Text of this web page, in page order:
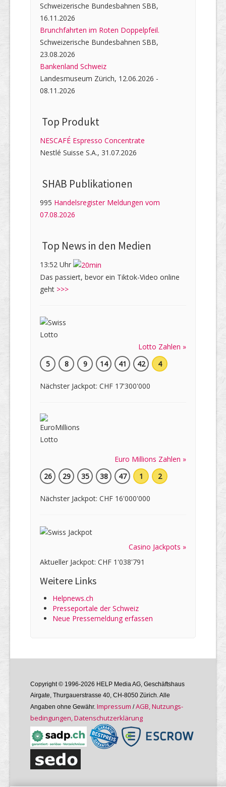
Schweizerische Bundesbahnen SBB,
16.11.2026
Brunchfahrten im Roten Doppelpfeil.
Schweizerische Bundesbahnen SBB,
23.08.2026
Bankenland Schweiz
Landesmuseum Zürich, 12.06.2026 -
08.11.2026
Top Produkt
NESCAFÉ Espresso Concentrate
Nestlé Suisse S.A., 31.07.2026
SHAB Publi­kati­onen
995 Handelsregister Meldungen vom
07.08.2026
Top News in den Medien
13:52 Uhr
Das passiert, bevor ein Tiktok-Video online
geht >>>
Lotto Zahlen »
5
8 9 14 41 42 4
Nächster Jackpot: CHF 17'300'000
Euro Millions Zahlen »
26
29 35 38 47 1 2
Nächster Jackpot: CHF 16'000'000
Casino Jackpots »
Aktueller Jackpot: CHF 1'038'791
Weitere Links
Helpnews.ch
Presseportale der Schweiz
Neue Pressemeldung erfassen
Copyright © 1996-2026 HELP Media AG, Geschäftshaus
Airgate, Thurgauer­strasse 40, CH-8050 Zürich. Alle
Angaben ohne Gewähr. Im­pres­sum /AGB, Nutzungs­
bedin­gungen, Daten­schutz­er­klärung